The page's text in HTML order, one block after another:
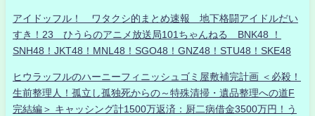
アイドッフル！ ワタクシ的まとめ速報 地下格闘アイドルだい
すき！23 ひうらのアニメ放送局101ちゃんねる BNK48 ！
SNH48！JKT48！MNL48！SGO48！GNZ48！STU48！SKE48
ヒウラッフルのハーニーフィニッシュゴミ屋敷補完計画 ＜必殺！
生前整理人！孤立し孤独死からの～特殊清掃・遺品整理への道F
完結編＞ キャッシング計1500万返済：厨二病借金3500万円！う